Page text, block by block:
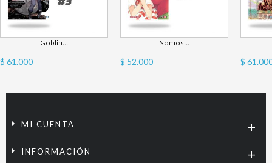
Goblin...
$ 61.000
Somos...
$ 52.000 $
MI CUENTA
INFORMACIÓN